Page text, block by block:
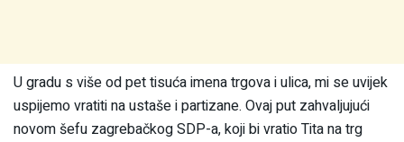
U gradu s više od pet tisuća imena trgova i ulica, mi se uvijek
uspijemo vratiti na ustaše i partizane. Ovaj put zahvaljujući
novom šefu zagrebačkog SDP-a, koji bi vratio Tita na trg